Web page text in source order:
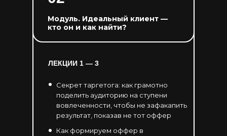
Модуль. Идеальный клиент —
кто он и как найти?
ЛЕКЦИИ 1 — 3
Секрет таргетога: как грамотно
поделить аудиторию на ступени
вовлеченности, чтобы не зафакапить
результат, показав не тот оффер
Как формируем оффер в